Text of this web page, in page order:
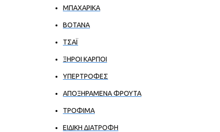
ΜΠΑΧΑΡΙΚΑ
ΒΟΤΑΝΑ
ΤΣΑΪ
ΞΗΡΟΙ ΚΑΡΠΟΙ
ΥΠΕΡΤΡΟΦΕΣ
ΑΠΟΞΗΡΑΜΕΝΑ ΦΡΟΥΤΑ
ΤΡΟΦΙΜΑ
ΕΙΔΙΚΗ ΔΙΑΤΡΟΦΗ